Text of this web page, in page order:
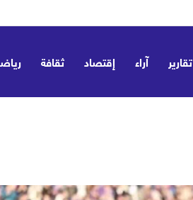
موجّهة ضد أي طرف – صور
تقارير آراء إقتصاد ثقافة